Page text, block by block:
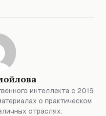
интеллекта с 2019
о практическом
отраслях.